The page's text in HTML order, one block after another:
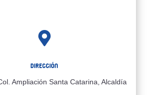

Dirección
Ampliación Santa Catarina, Alcaldía